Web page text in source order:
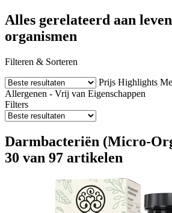
Alles gerelateerd aan
organismen
Filteren & Sorteren
Prijs Highlights
Allergenen - Vrij van Eigenschappen
Filters
Darmbacteriën (Micro-
30 van 97 artikelen